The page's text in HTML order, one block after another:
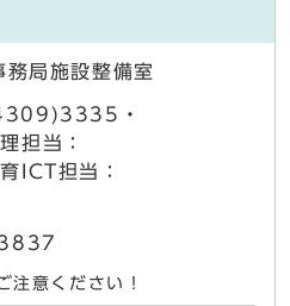
局施設整備室
・
当：
担当：
注意ください！